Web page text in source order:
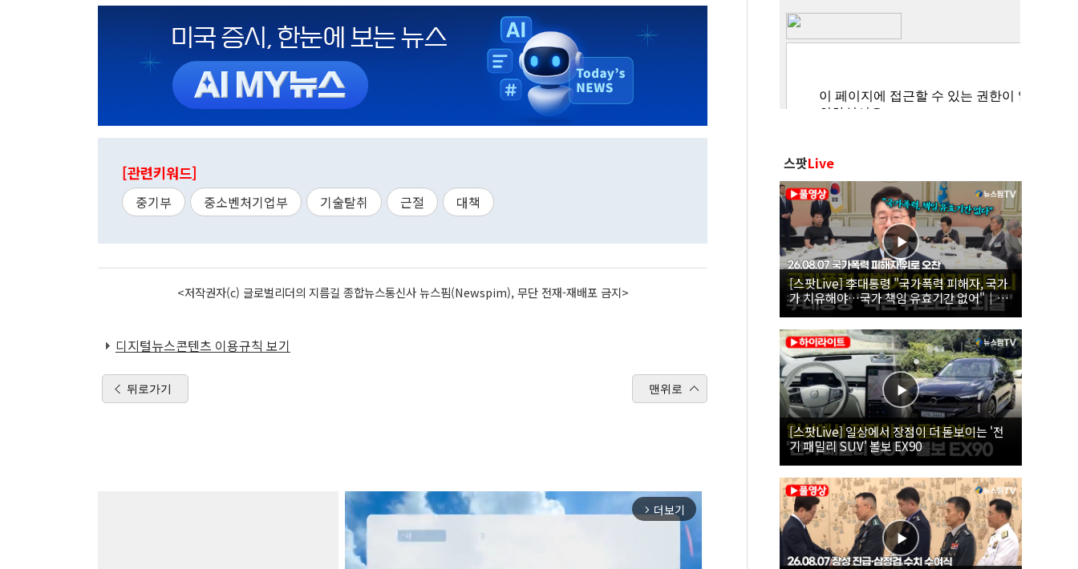
[관련키워드]
중기부 중소벤처기업부 기술탈취 근절 대책
<저작권자(c) 글로벌리더의 지름길 종합뉴스통신사 뉴스핌(Newspim), 무단 전재-재배포 금지>
디지털뉴스콘텐츠 이용규칙 보기
뒤로가기 맨위로
arrow_forward_ios 더보기
스팟Live
[스팟Live] 李대통령 "국가폭력 피해자, 국가
가 치유해야…국가 책임 유효기간 없어"｜
26.08.07 국가폭력 피해자 위로 오찬
[스팟Live] 일상에서 장점이 더 돋보이는 '전
기 패밀리 SUV' 볼보 EX90